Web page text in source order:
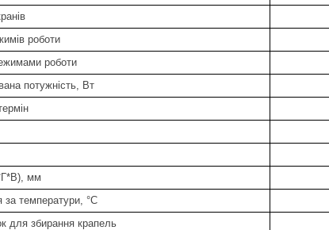
роботи
роботи
потужність, Вт
мм
за температури, °C
для збирання крапель